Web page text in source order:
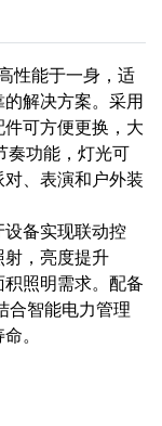
性能于一身，适
解决方案。采用
可方便更换，大
奏功能，灯光可
、表演和户外装
备实现联动控
射，亮度提升
照明需求。配备
合智能电力管理
。